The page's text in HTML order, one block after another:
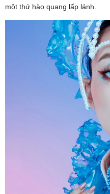
một thứ hào quang lấp lánh.